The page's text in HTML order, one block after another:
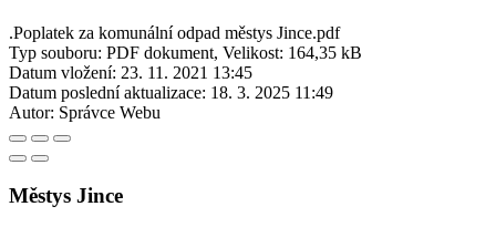
.Poplatek za komunální odpad městys Jince.pdf
Typ souboru: PDF dokument, Velikost: 164,35 kB
Datum vložení: 23. 11. 2021 13:45
Datum poslední aktualizace: 18. 3. 2025 11:49
Autor: Správce Webu
Městys Jince